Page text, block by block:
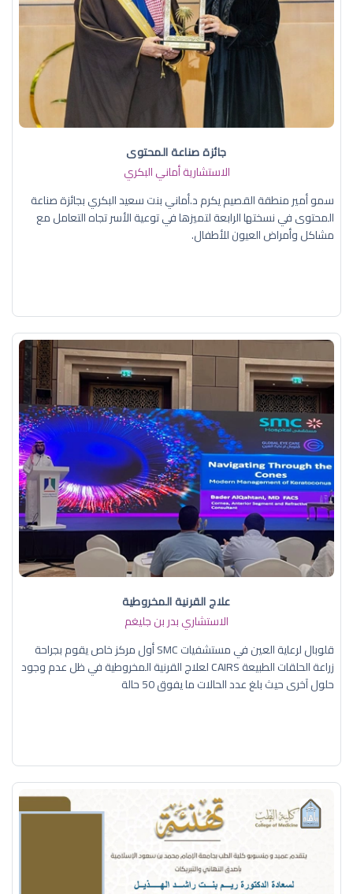
جائزة صناعة المحتوى
الاستشارية أماني البكري
سمو أمير منطقة القصيم يكرم د.أماني بنت سعيد البكري بجائزة صناعة
المحتوى في نسختها الرابعة لتميزها في توعية الأسر تجاه التعامل مع
مشاكل وأمراض العيون للأطفال.
علاج القرنية المخروطية
الاستشاري بدر بن جليغم
قلوبال لرعاية العين في مستشفيات SMC أول مركز خاص يقوم بجراحة
زراعة الحلقات الطبيعة CAIRS لعلاج القرنية المخروطية في ظل عدم وجود
حلول آخرى حيث بلغ عدد الحالات ما يفوق 50 حالة